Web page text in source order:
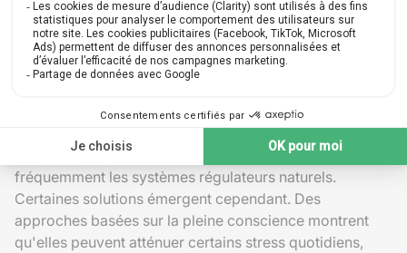
physiologique.
Les défis de la régulation
physiologique dans nos modes de vie
modernes
Nos modes de vie actuels présentent des obstacles
pour maintenir un équilibre physiologique sain. Stress,
manque de sommeil et alimentation erratique perturbent
fréquemment les systèmes régulateurs naturels.
Certaines solutions émergent cependant. Des
approches basées sur la pleine conscience montrent
qu'elles peuvent atténuer certains stress quotidiens,